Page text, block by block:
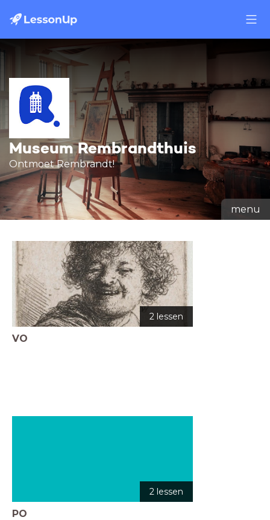
Museum Rembrandthuis
Ontmoet Rembrandt!
menu
2 lessen
VO
2 lessen
PO